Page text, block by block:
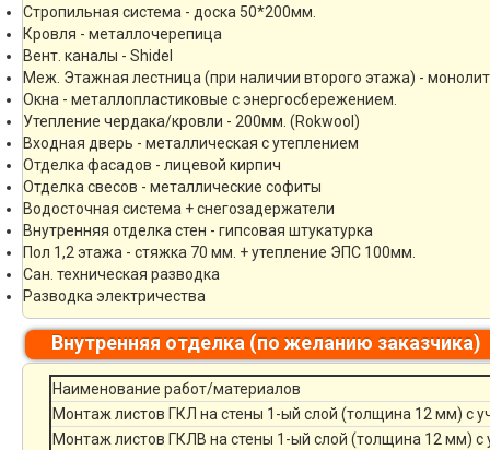
Стропильная система - доска 50*200мм.
Кровля - металлочерепица
Вент. каналы - Shidel
Меж. Этажная лестница (при наличии второго этажа) -
Окна - металлопластиковые с энергосбережением.
Утепление чердака/кровли - 200мм. (Rokwool)
Входная дверь - металлическая с утеплением
Отделка фасадов - лицевой кирпич
Отделка свесов - металлические софиты
Водосточная система + снегозадержатели
Внутренняя отделка стен - гипсовая штукатурка
Пол 1,2 этажа - стяжка 70 мм. + утепление ЭПС 100мм.
Сан. техническая разводка
Разводка электричества
Внутренняя отделка (по желанию заказчика)
Наименование работ/материалов
Монтаж листов ГКЛ на стены 1-ый слой (толщина 12 мм) с
Монтаж листов ГКЛВ на стены 1-ый слой (толщина 12 мм) с